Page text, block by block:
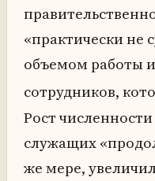
«практически не
объемом работы
сотрудников,
Рост
служащих
же мере,